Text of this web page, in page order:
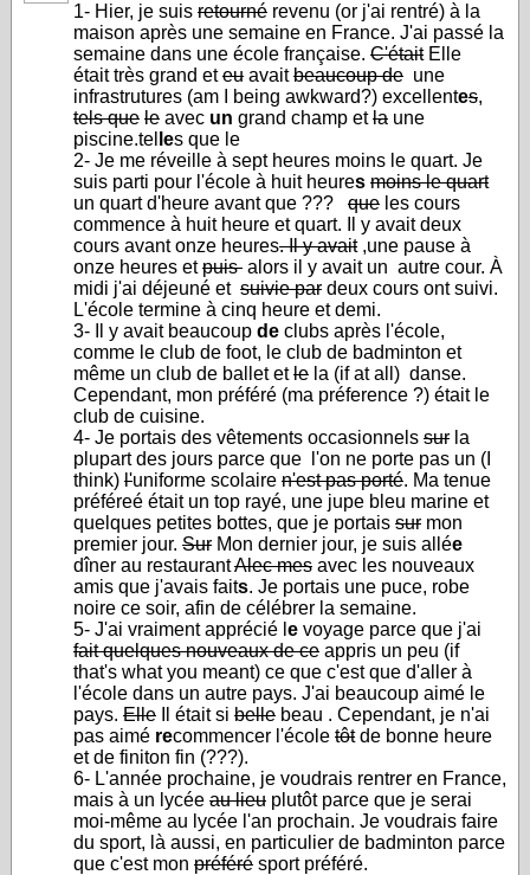
1- Hier, je suis retourné revenu (or j'ai rentré) à la
maison après une semaine en France. J'ai passé la
semaine dans une école française. C'étaitElle
était très grand eteu avaitbeaucoup de une
infrastrutures (am I being awkward?) excellentes,
tels que le avec un grand champ etla une
piscine.tel les que le
2- Je me réveille à sept heures moins le quart. Je
suis parti pour l'école à huit heures moins le quart
un quart d'heure avant que ??? que les cours
commence à huit heure et quart. Il y avait deux
cours avant onze heures. Il y avait,une pause à
onze heures etpuis alors il y avait un autre cour. À
midi j'ai déjeuné et suivie par deux cours ont suivi.
L'école termine à cinq heure et demi.
3- Il y avait beaucoup de clubs après l'école,
comme le club de foot, le club de badminton et
même un club de ballet etle la (if at all) danse.
Cependant, mon préféré (ma préference ?) était le
club de cuisine.
4- Je portais des vêtements occasionnels sur la
plupart des jours parce que l'on ne porte pas un (I
think) l'uniforme scolaire n'est pas porté. Ma tenue
préféreé était un top rayé, une jupe bleu marine et
quelques petites bottes, que je portais sur mon
premier jour. Sur Mon dernier jour, je suis allée
dîner au restaurantAlec mes avec les nouveaux
amis que j'avais faits. Je portais une puce, robe
noire ce soir, afin de célébrer la semaine.
5- J'ai vraiment apprécié l e voyage parce que j'ai
fait quelques nouveaux de ce appris un peu (if
that's what you meant) ce que c'est que d'aller à
l'école dans un autre pays. J'ai beaucoup aimé le
pays. Elle Il était si belle beau . Cependant, je n'ai
pas aimé recommencer l'école tôtde bonne heure
et de finiton fin (???).
6- L'année prochaine, je voudrais rentrer en France,
mais à un lycée au lieu plutôt parce que je serai
moi-même au lycée l'an prochain. Je voudrais faire
du sport, là aussi, en particulier de badminton parce
que c'est mon préféré sport préféré.